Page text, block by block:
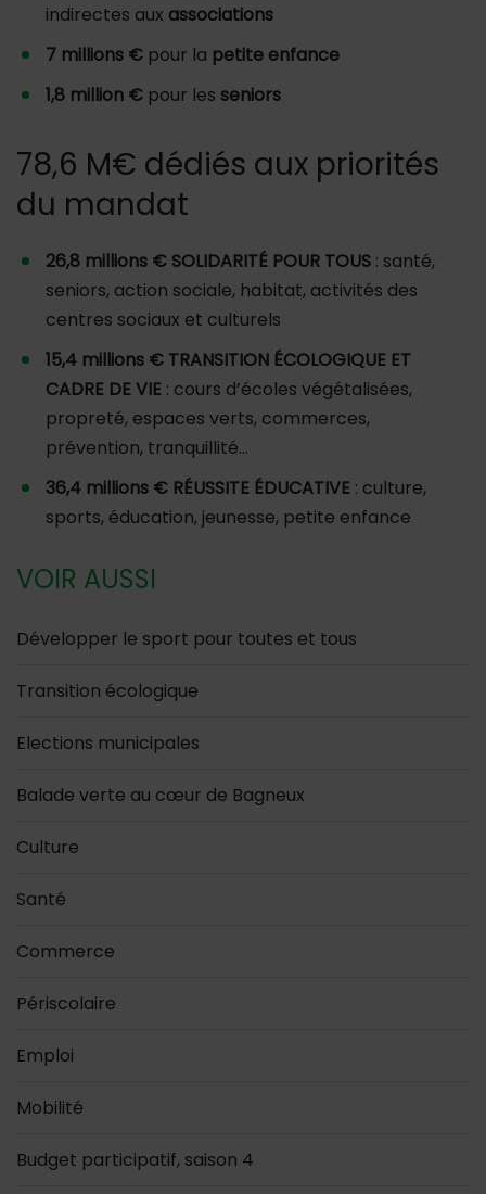
indirectes aux associations
7 millions € pour la petite enfance
1,8 million € pour les seniors
78,6 M€ dédiés aux priorités
du mandat
26,8 millions € SOLIDARITÉ POUR TOUS : santé,
seniors, action sociale, habitat, activités des
centres sociaux et culturels
15,4 millions € TRANSITION ÉCOLOGIQUE ET
CADRE DE VIE : cours d’écoles végétalisées,
propreté, espaces verts, commerces,
prévention, tranquillité…
36,4 millions € RÉUSSITE ÉDUCATIVE : culture,
sports, éducation, jeunesse, petite enfance
VOIR AUSSI
Développer le sport pour toutes et tous
Transition écologique
Elections municipales
Balade verte au cœur de Bagneux
Culture
Santé
Commerce
Périscolaire
Emploi
Mobilité
Budget participatif, saison 4